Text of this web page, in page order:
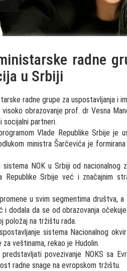
radne
u Srbiji
radne grupe za uspostavljanja i
obrazovanje prof. dr Vesna
socijalni partneri.
Vlade Republike Srbije je
ministra Šarčevića je
NOK u Srbiji od
Republike Srbije već i značajnim
u svim segmentima
i dodala da se od obrazovanja
položaj na tržištu rada.
sistema Nacionalnog
veštinama, rekao je Hudolin.
povezivanje NOKS sa
radne snage na evropskom tržištu.